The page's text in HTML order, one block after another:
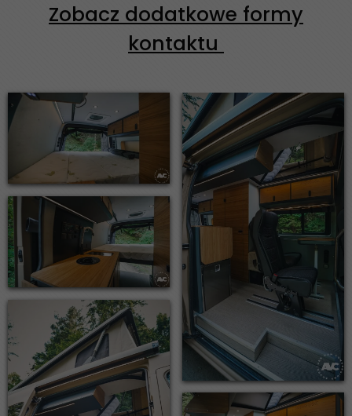
Zobacz dodatkowe formy
kontaktu